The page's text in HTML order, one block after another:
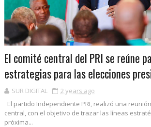
El comité central del PRI se reúne
estrategias para las elecciones
SUR DIGITAL
2 years ago
El partido Independiente PRI, realizó una
central, con el objetivo de trazar las líneas
próxima...